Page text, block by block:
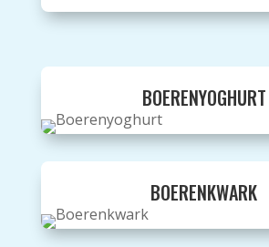
BOERENYOGHURT
BOERENKWARK